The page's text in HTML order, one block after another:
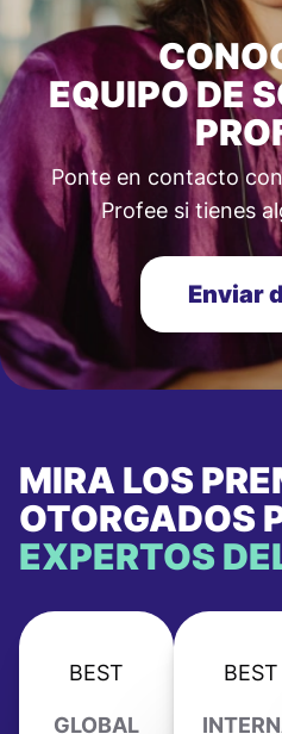
EQUIPO DE
Ponte en contacto
Profee si tienes
Enviar
MIRA LOS
OTORGADOS
EXPERTOS
BEST
GLOBAL
BEST